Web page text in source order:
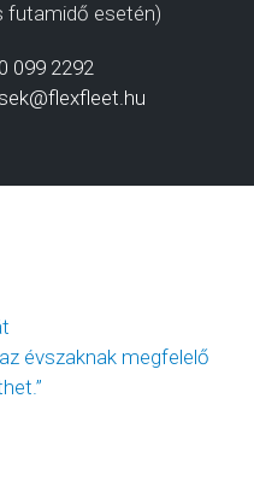
futamidő esetén)
099 2292
évszaknak megfelelő